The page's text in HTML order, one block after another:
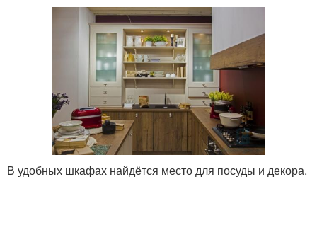
В удобных шкафах найдётся место для посуды и декора.